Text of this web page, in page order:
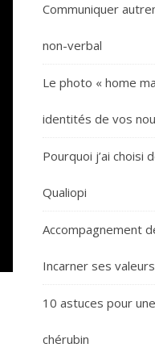
Communiquer
non-verbal
Le photo « home
identités de vos
Pourquoi j’ai choisi
Qualiopi
Accompagnement
Incarner ses
10 astuces pour
chérubin